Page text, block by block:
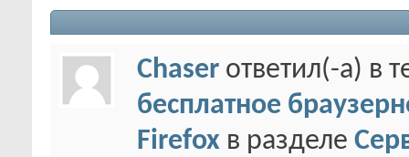
Chaser ответил(-а) в
бесплатное
Firefox в разделе